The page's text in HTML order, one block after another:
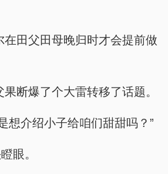
在田父田母晚归时才会提前做
断爆了个大雷转移了话题。
想介绍小子给咱们甜甜吗？”
眼。